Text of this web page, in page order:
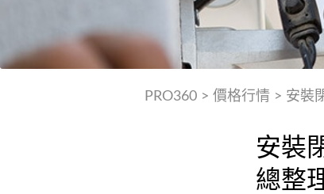
PRO360> 價格行情> 安裝
安裝
總整